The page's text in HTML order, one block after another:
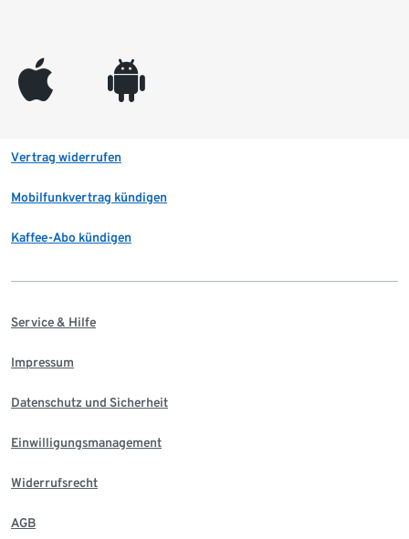
appleinc android
Vertrag widerrufen
Mobilfunkvertrag kündigen
Kaffee-Abo kündigen
Service & Hilfe
Impressum
Datenschutz und Sicherheit
Einwilligungsmanagement
Widerrufsrecht
AGB